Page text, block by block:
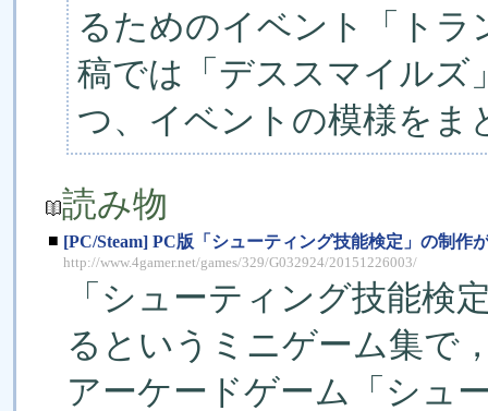
るためのイベント「トラ
稿では「デススマイルズ
つ、イベントの模様をま
読み物
■ [PC/Steam] PC版「シューティング技能検定」の制
http://www.4gamer.net/games/329/G032924/20151226003/
「シューティング技能検
るというミニゲーム集で
アーケードゲーム「シュ